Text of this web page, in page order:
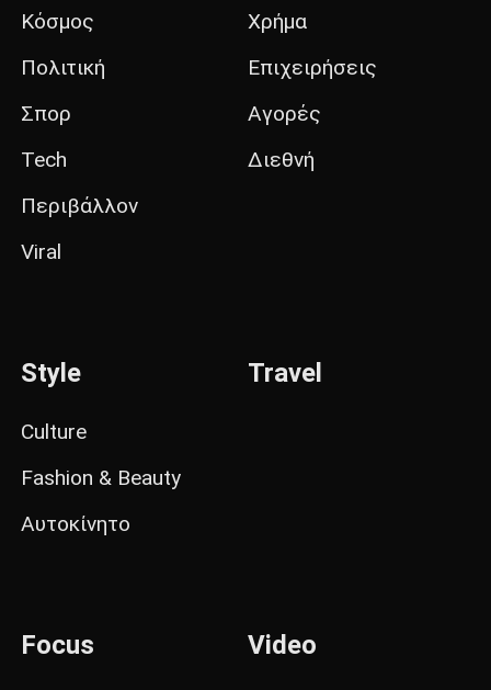
Κόσμος
Πολιτική
Σπορ
Tech
Περιβάλλον
Viral
Χρήμα
Επιχειρήσεις
Αγορές
Διεθνή
Style
Culture
Fashion & Beauty
Αυτοκίνητο
Travel
Focus Video